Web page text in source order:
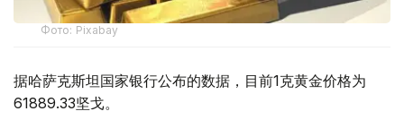
Фото: Pixabay
据哈萨克斯坦国家银行公布的数据，目前1克黄金价格为
61889.33坚戈。